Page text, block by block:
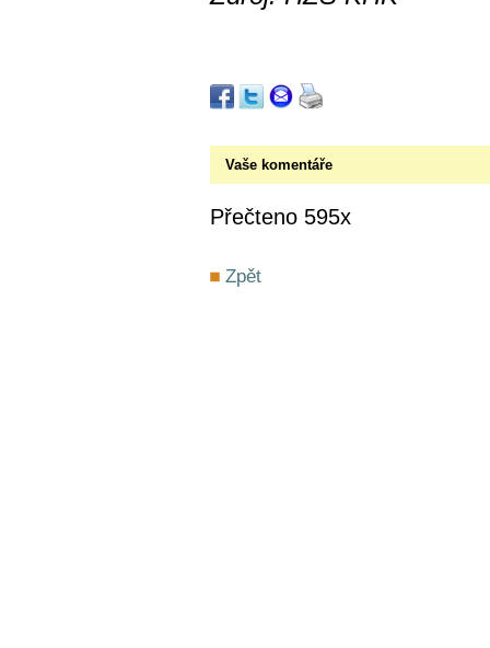
Vaše komentáře
Přečteno 595x
Zpět